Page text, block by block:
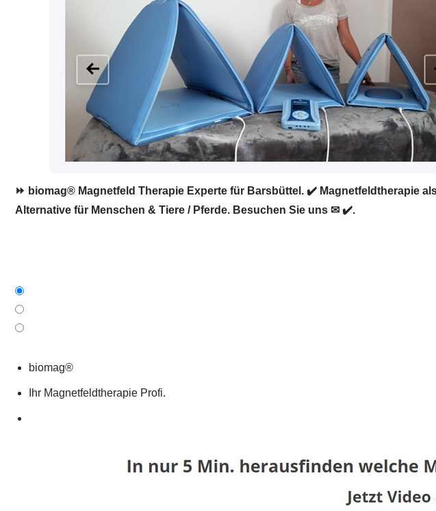
⏩ biomag® Magnetfeld Therapie Experte für Barsbüttel. ✔️ Magnetfeldtherapie
Alternative für Menschen & Tiere / Pferde. Besuchen Sie uns ✉ ✔️.
biomag®
Ihr Magnetfeldtherapie Profi.